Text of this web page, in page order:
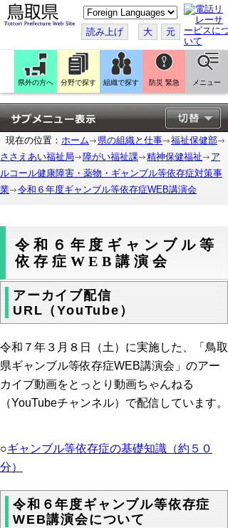
こ
の
ペ
ー
ジ
翻
訳
す
る
読み上げ 大 元
県外の方へ 分野で探す 組織で探す 防災 緊急 メニュー
現在の位置： ホーム 県の組織と仕事
福祉保健部
ささえあい福祉局
障がい福祉課 精神保健福祉
ア
ルコール健康障害・薬物・ギャンブル等依存症対策事
業
令和６年度ギャンブル等依存症WEB講演会
令和６年度ギャンブル等
依存症WEB講演会
アーカイブ配信
URL（YouTube）
令和７年３月８日（土）に実施した、「鳥取
県ギャンブル等依存症WEB講演会」のアー
カイブ動画をとっとり動画ちゃんねる
（YouTubeチャンネル）で配信しています。
○ギャンブル等依存症の基礎知識（約５０
分）
令和６年度ギャンブル等依存症
WEB講演会について